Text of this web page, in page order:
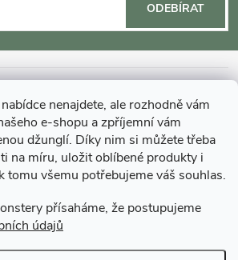
nenajdete, ale rozhodně vám
e-shopu a zpříjemní vám
džunglí. Díky nim si můžete třeba
na míru, uložit oblíbené produkty i
tomu všemu potřebujeme váš souhlas.
přísaháme, že postupujeme
údajů
ODEBÍRAT
realizace a údržba zahrad a interiérů